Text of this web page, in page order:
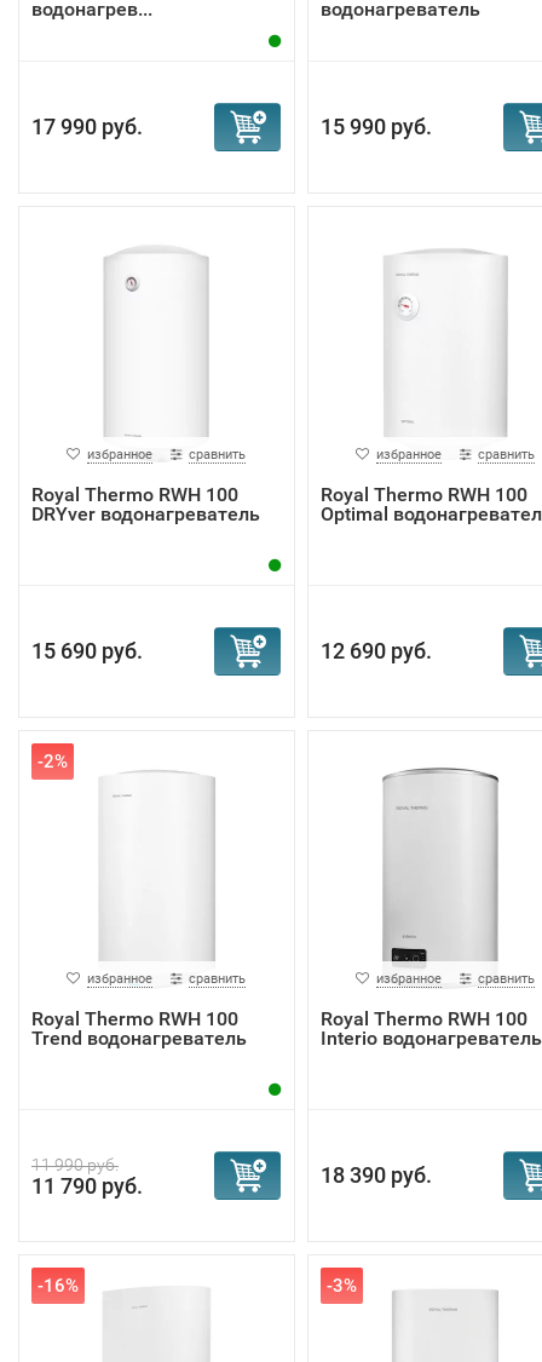
водонагрев...
17 990 руб.
водонагреватель
15 990 руб.
избранное сравнить
Royal Thermo RWH 100
DRYver водонагреватель
15 690 руб.
избранное сравнить
Royal Thermo RWH 100
Optimal
12 690 руб.
-2%
избранное сравнить
Royal Thermo RWH 100
Trend водонагреватель
11 990 руб.
11 790 руб.
избранное сравнить
Royal Thermo RWH 100
Interio водонагреватель
18 390 руб.
-16% -3%